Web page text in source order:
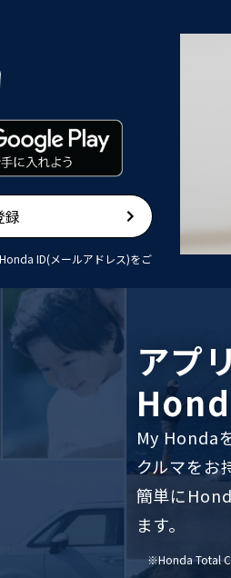
録
ID(メールアドレス)をご
アプ
My Honda
クルマをお
簡単に
ます。
※Honda Total